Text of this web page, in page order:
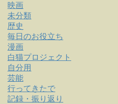
映画
未分類
歴史
毎日のお役立ち
漫画
白猫プロジェクト
自分用
芸能
行ってきたで
記録・振り返り